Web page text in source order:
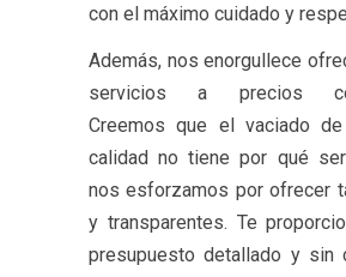
con el máximo cuidado y
Además, nos enorgullece
servicios a precios
Creemos que el vaciado
calidad no tiene por qué
nos esforzamos por ofrecer
y transparentes. Te
presupuesto detallado y sin